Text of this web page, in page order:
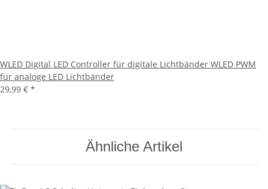
WLED Digital LED Controller für digitale Lichtbänder WLED PWM
für analoge LED Lichtbänder
29,99 € *
Ähnliche Artikel